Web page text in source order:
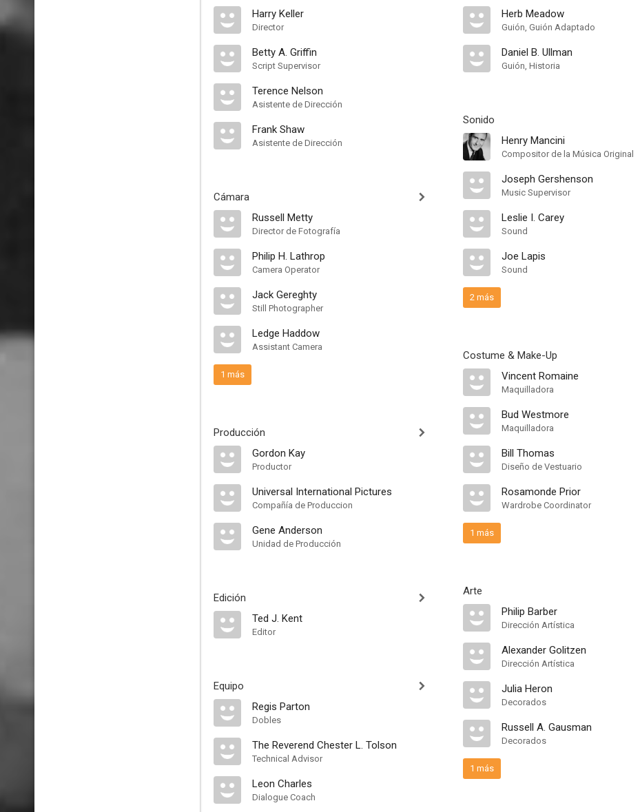
Harry Keller
Director
Betty A. Griffin
Script Supervisor
Terence Nelson
Asistente de Dirección
Frank Shaw
Asistente de Dirección
Cámara
Russell Metty
Director de Fotografía
Philip H. Lathrop
Camera Operator
Jack Gereghty
Still Photographer
Ledge Haddow
Assistant Camera
1 más
Producción
Gordon Kay
Productor
Universal International Pictures
Compañía de Produccion
Gene Anderson
Unidad de Producción
Edición
Ted J. Kent
Editor
Equipo
Regis Parton
Dobles
The Reverend Chester L. Tolson
Technical Advisor
Leon Charles
Dialogue Coach
Herb Meadow
Guión, Guión Adaptado
Daniel B. Ullman
Guión, Historia
Sonido
Henry Mancini
Compositor de la Música Original
Joseph Gershenson
Music Supervisor
Leslie I. Carey
Sound
Joe Lapis
Sound
2 más
Costume & Make-Up
Vincent Romaine
Maquilladora
Bud Westmore
Maquilladora
Bill Thomas
Diseño de Vestuario
Rosamonde Prior
Wardrobe Coordinator
1 más
Arte
Philip Barber
Dirección Artística
Alexander Golitzen
Dirección Artística
Julia Heron
Decorados
Russell A. Gausman
Decorados
1 más